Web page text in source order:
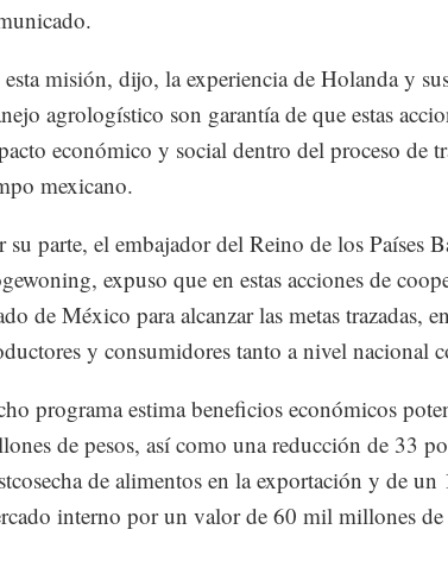
misión, dijo, la experiencia de Holanda y
agrologístico son garantía de que estas
económico y social dentro del proceso de
mexicano.
su parte, el embajador del Reino de los Países
expuso que en estas acciones de
de México para alcanzar las metas trazadas,
y consumidores tanto a nivel nacional
programa estima beneficios económicos
de pesos, así como una reducción de 33
de alimentos en la exportación y de
interno por un valor de 60 mil millones de